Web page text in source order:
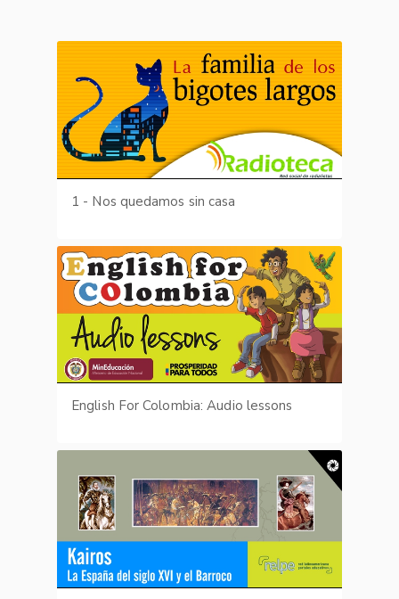
1 - Nos quedamos sin casa
English For Colombia: Audio lessons